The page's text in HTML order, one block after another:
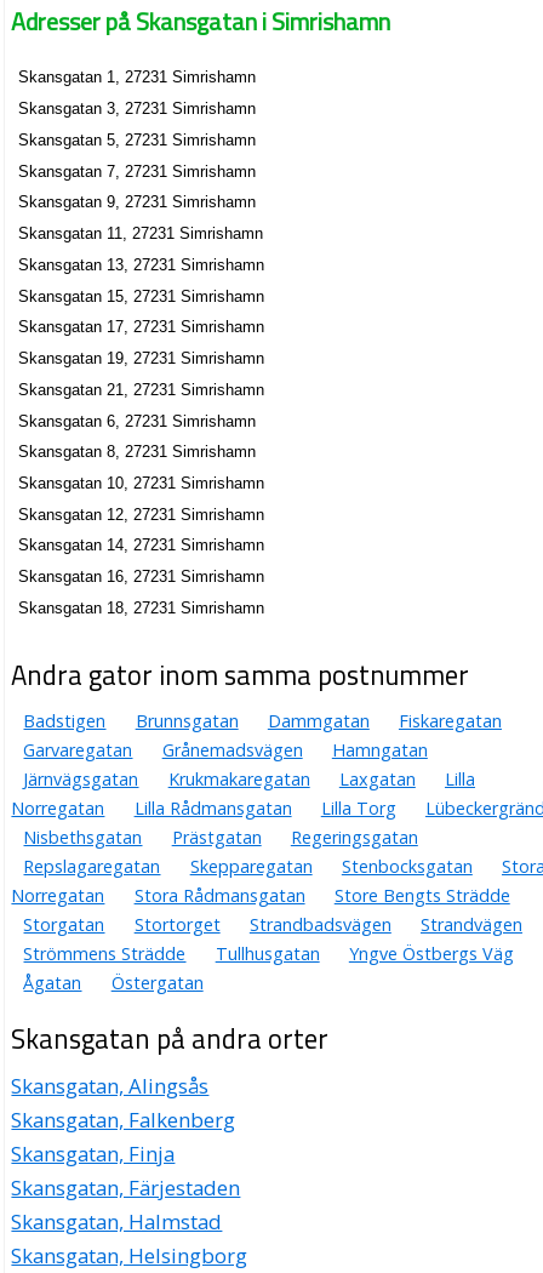
0414-10356
Skansgatan 19 Lgh 1204, 27231 Simrishamn
MT ASSISTANS HB
Skansgatan 19 Lgh 15, 27231 Simrishamn
Staffan Svenberg Information AB
Staffan Svenberg
040-161868
Skansgatan 21, 27231 Simrishamn
Framnäs Hälsocentral AB
0414-13236
Skansgatan 8, 27231 Simrishamn
Adresser på Skansgatan i Simrishamn
Skansgatan 1, 27231 Simrishamn
Skansgatan 3, 27231 Simrishamn
Skansgatan 5, 27231 Simrishamn
Skansgatan 7, 27231 Simrishamn
Skansgatan 9, 27231 Simrishamn
Skansgatan 11, 27231 Simrishamn
Skansgatan 13, 27231 Simrishamn
Skansgatan 15, 27231 Simrishamn
Skansgatan 17, 27231 Simrishamn
Skansgatan 19, 27231 Simrishamn
Skansgatan 21, 27231 Simrishamn
Skansgatan 6, 27231 Simrishamn
Skansgatan 8, 27231 Simrishamn
Skansgatan 10, 27231 Simrishamn
Skansgatan 12, 27231 Simrishamn
Skansgatan 14, 27231 Simrishamn
Skansgatan 16, 27231 Simrishamn
Skansgatan 18, 27231 Simrishamn
Andra gator inom samma postnummer
Badstigen Brunnsgatan Dammgatan
Fiskaregatan
Garvaregatan
Grånemadsvägen
Hamngatan
Järnvägsgatan
Krukmakaregatan Laxgatan
Lilla
Norregatan
Lilla Rådmansgatan Lilla Torg
Nisbethsgatan
Prästgatan
Regeringsgatan
Repslagaregatan
Skepparegatan Stenbocksgatan
Norregatan
Stora Rådmansgatan
Store Bengts Strädde
Storgatan
Stortorget Strandbadsvägen
Strandvägen
Strömmens Strädde
Tullhusgatan
Yngve Östbergs Väg
Ågatan
Östergatan
Skansgatan på andra orter
Skansgatan, Alingsås
Skansgatan, Falkenberg
Skansgatan, Finja
Skansgatan, Färjestaden
Skansgatan, Halmstad
Skansgatan, Helsingborg